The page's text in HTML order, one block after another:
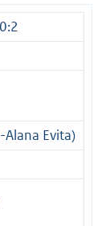
Evita)